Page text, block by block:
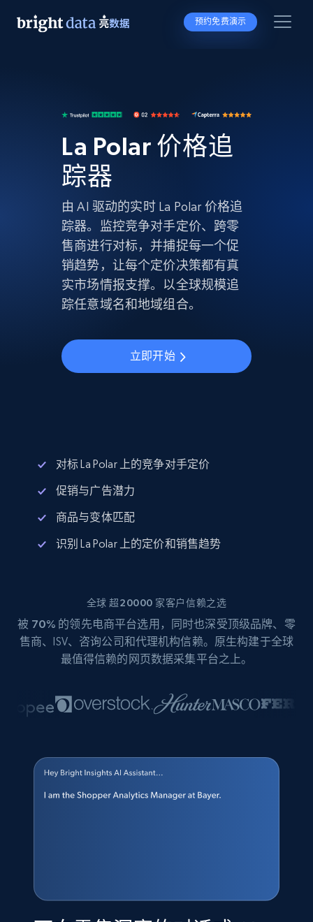
预约免费演示
La Polar 价格追
踪器
由 AI 驱动的实时 La Polar 价格追
踪器。监控竞争对手定价、跨零
售商进行对标，并捕捉每一个促
销趋势，让每个定价决策都有真
实市场情报支撑。以全球规模追
踪任意域名和地域组合。
立即开始
对标 La Polar 上的竞争对手定价
促销与广告潜力
商品与变体匹配
识别 La Polar 上的定价和销售趋势
全球 超20000 家客户信赖之选
被 70% 的领先电商平台选用，同时也深受顶级品牌、零
售商、ISV、咨询公司和代理机构信赖。原生构建于全球
最值得信赖的网页数据采集平台之上。